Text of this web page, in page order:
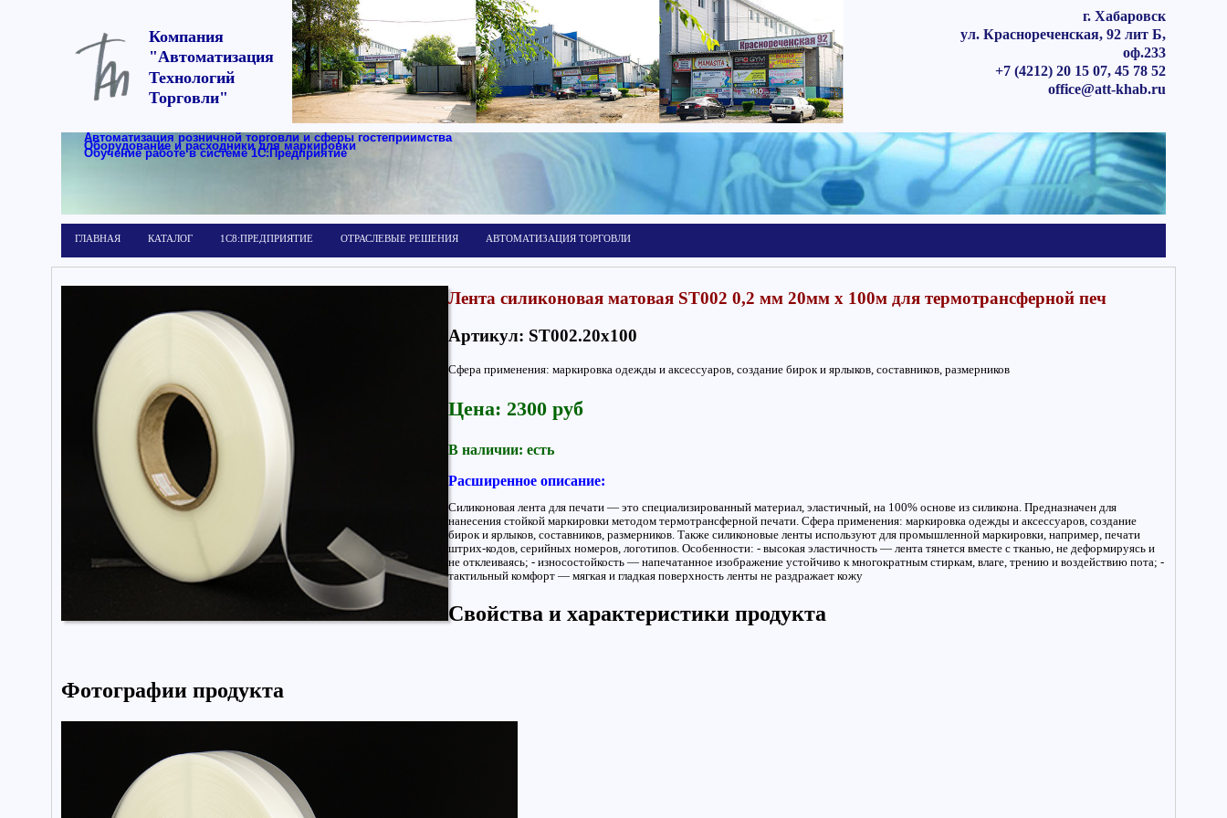
Компания
"Автоматизация
Технологий
Торговли"
г. Хабаровск
ул. Краснореченская, 92 лит Б,
оф.233
+7 (4212) 20 15 07, 45 78 52
office@att-khab.ru
Автоматизация розничной торговли и сферы гостеприимства
Оборудование и расходники для маркировки
Обучение работе в системе 1С:Предприятие
ГЛАВНАЯ КАТАЛОГ 1С8:ПРЕДПРИЯТИЕ ОТРАСЛЕВЫЕ РЕШЕНИЯ АВТОМАТИЗАЦИЯ ТОРГОВЛИ
Лента силиконовая матовая ST002 0,2 мм 20мм х 100м для термотрансферной печ
Артикул: ST002.20x100
Сфера применения: маркировка одежды и аксессуаров, создание бирок и ярлыков, составников, размерников
Цена: 2300 руб
В наличии: есть
Расширенное описание:
Силиконовая лента для печати — это специализированный материал, эластичный, на 100% основе из силикона. Предназначен для
нанесения стойкой маркировки методом термотрансферной печати. Сфера применения: маркировка одежды и аксессуаров, создание
бирок и ярлыков, составников, размерников. Также силиконовые ленты используют для промышленной маркировки, например, печати
штрих-кодов, серийных номеров, логотипов. Особенности: - высокая эластичность — лента тянется вместе с тканью, не деформируясь и
не отклеиваясь; - износостойкость — напечатанное изображение устойчиво к многократным стиркам, влаге, трению и воздействию пота; -
тактильный комфорт — мягкая и гладкая поверхность ленты не раздражает кожу
Свойства и характеристики продукта
Фотографии продукта